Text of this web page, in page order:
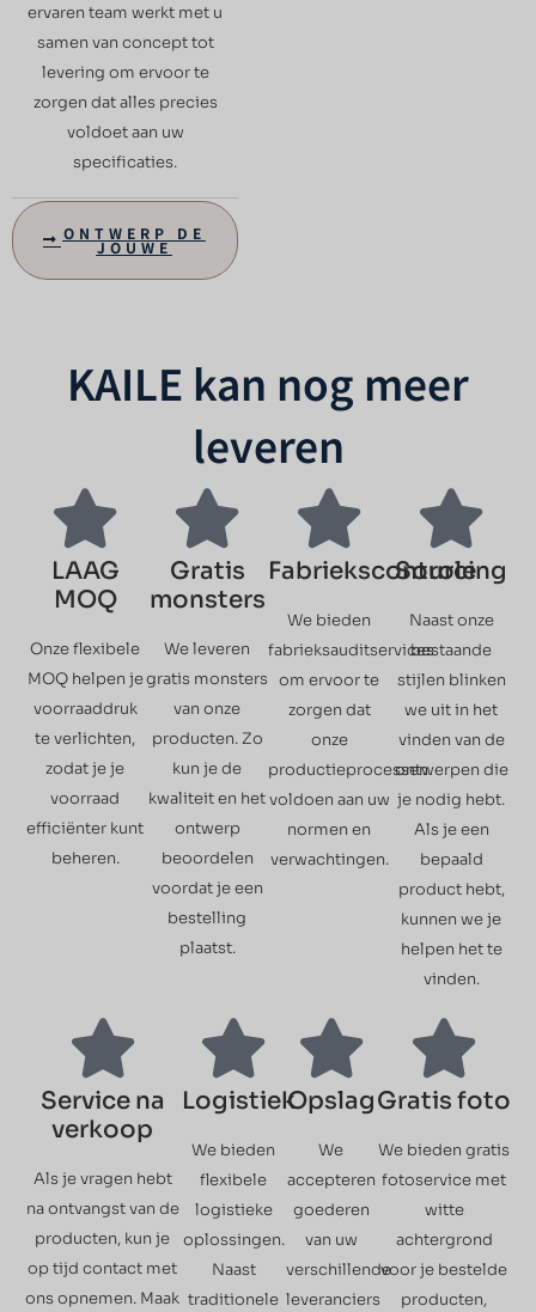
ervaren team werkt met u
samen van concept tot
levering om ervoor te
zorgen dat alles precies
voldoet aan uw
specificaties.
ONTWERP DE
JOUWE
KAILE kan nog meer
leveren
LAAG
MOQ
Onze flexibele
MOQ helpen je
voorraaddruk
te verlichten,
zodat je je
voorraad
efficiënter kunt
beheren.
Gratis
monsters
We leveren
gratis monsters
van onze
producten. Zo
kun je de
kwaliteit en het
ontwerp
beoordelen
voordat je een
bestelling
plaatst.
Fabriekscontrole
We bieden
fabrieksauditservices
om ervoor te
zorgen dat
onze
productieprocessen
voldoen aan uw
normen en
verwachtingen.
Sourcing
Naast onze
bestaande
stijlen blinken
we uit in het
vinden van de
ontwerpen die
je nodig hebt.
Als je een
bepaald
product hebt,
kunnen we je
helpen het te
vinden.
Service na
verkoop
Als je vragen hebt
na ontvangst van de
producten, kun je
op tijd contact met
ons opnemen. Maak
Logistiek
We bieden
flexibele
logistieke
oplossingen.
Naast
traditionele
Opslag
We
accepteren
goederen
van uw
verschillende
leveranciers
Gratis foto
We bieden gratis
fotoservice met
witte
achtergrond
voor je bestelde
producten,